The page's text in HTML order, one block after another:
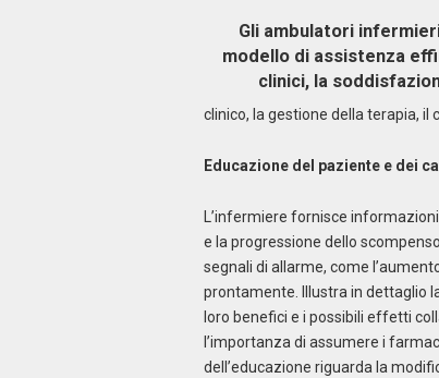
Gli ambulatori
modello di assistenza
clinici, la
clinico, la gestione della terapia, il
Educazione del paziente e dei
L’infermiere fornisce
e la progressione dello
segnali di allarme, come
prontamente. Illustra in dettaglio
loro benefici e i possibili effetti
l’importanza di assumere i
dell’educazione riguarda la